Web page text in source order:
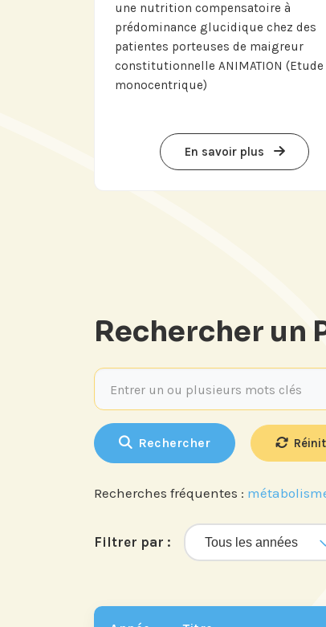
une nutrition compensatoire à
prédominance glucidique chez des
patientes porteuses de maigreur
constitutionnelle ANIMATION (Etude
monocentrique)
En savoir plus
Rechercher un
Entrer un ou plusieurs mots clés
Rechercher
Recherches fréquentes :
Filtrer par :